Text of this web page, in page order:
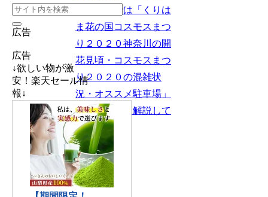
す。ここでは「くりは
ま花の国コスモスまつ
り２０２０神奈川の開
花見頃・コスモスまつ
り２０２０の混雑状
況・オススメ駐車場」
などについて解説して
います。
広告
広告
↓欲しい物が激
安！楽天セール情
報↓